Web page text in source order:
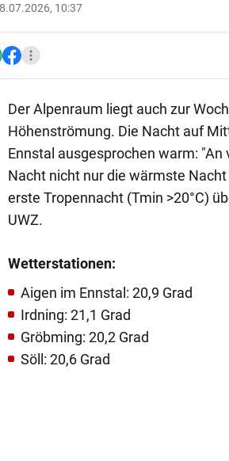
10:37
Der Alpenraum liegt auch zur
Höhenströmung. Die Nacht auf
Ennstal ausgesprochen warm:
Nacht nicht nur die wärmste
erste Tropennacht (Tmin >20°C)
UWZ.
Wetterstationen:
Aigen im Ennstal: 20,9 Grad
Irdning: 21,1 Grad
Gröbming: 20,2 Grad
Söll: 20,6 Grad